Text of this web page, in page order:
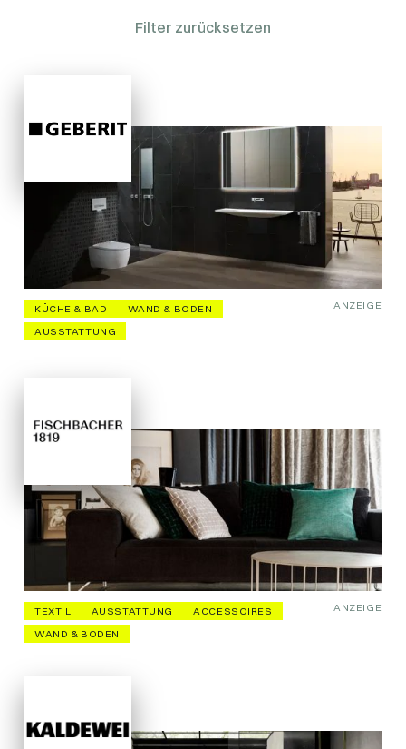
Filter zurücksetzen
KÜCHE & BAD
WAND & BODEN
AUSSTATTUNG
ANZEIGE
TEXTIL AUSSTATTUNG
ACCESSOIRES
WAND & BODEN
ANZEIGE